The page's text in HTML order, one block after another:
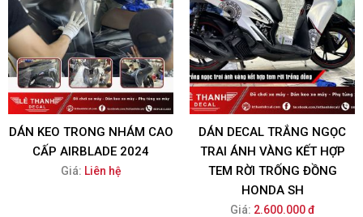
DÁN KEO TRONG NHÁM CAO
CẤP AIRBLADE 2024
Giá: Liên hệ
DÁN DECAL TRẮNG NGỌC
TRAI ÁNH VÀNG KẾT HỢP
TEM RỜI TRỐNG ĐỒNG
HONDA SH
Giá: 2.600.000 đ